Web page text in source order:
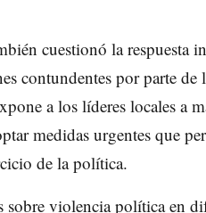
cuestionó la respuesta
contundentes por parte de
a los líderes locales a
medidas urgentes que
de la política.
sobre violencia política en